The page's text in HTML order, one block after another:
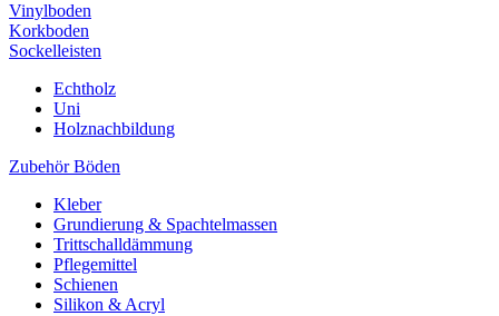
Vinylboden
Korkboden
Sockelleisten
Echtholz
Uni
Holznachbildung
Zubehör Böden
Kleber
Grundierung & Spachtelmassen
Trittschalldämmung
Pflegemittel
Schienen
Silikon & Acryl